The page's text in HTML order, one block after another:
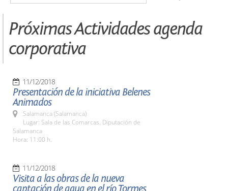
Próximas Actividades agenda
corporativa
11/12/2018
Presentación de la iniciativa Belenes
Animados
Salamanca (Salamanca)
Lugar: Sala de las Comarcas. Diputación de
Salamanca
Hora: 11:00 h.
11/12/2018
Visita a las obras de la nueva